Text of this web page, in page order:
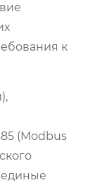
к
(Modbus
единые